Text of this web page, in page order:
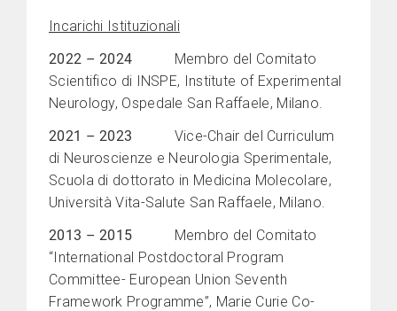
Incarichi Istituzionali
2022 –2024
Membro del Comitato
Scientifico di INSPE, Institute of Experimental
Neurology, Ospedale San Raffaele, Milano.
2021 –2023 Vice-Chair del Curriculum
di Neuroscienze e Neurologia Sperimentale,
Scuola di dottorato in Medicina Molecolare,
Università Vita-Salute San Raffaele, Milano.
2013 –2015 Membro del Comitato
“International Postdoctoral Program
Committee- European Union Seventh
Framework Programme”, Marie Curie Co-